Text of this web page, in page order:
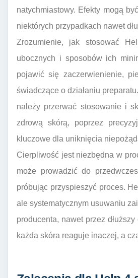
natychmiastowy. Efekty mogą
niektórych przypadkach nawet
Zrozumienie, jak stosować
ubocznych i sposobów ich
pojawić się zaczerwienienie,
świadczące o działaniu
należy przerwać stosowanie i
zdrową skórą, poprzez
kluczowe dla uniknięcia
Cierpliwość jest niezbędna w
może prowadzić do
próbując przyspieszyć proces.
ale systematycznym usuwaniu
producenta, nawet przez
każda skóra reaguje inaczej, a